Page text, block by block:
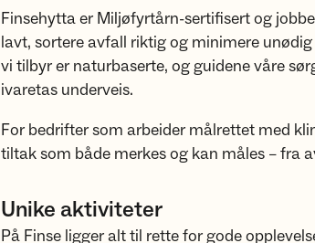
Finsehytta er Miljøfyrtårn-sertifisert og
lavt, sortere avfall riktig og minimere
vi tilbyr er naturbaserte, og guidene våre
ivaretas underveis.
For bedrifter som arbeider målrettet med
tiltak som både merkes og kan måles – fra
Unike aktiviteter
På Finse ligger alt til rette for gode